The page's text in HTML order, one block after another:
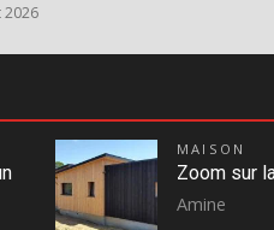
2026
MAISON
Zoom sur
Amine